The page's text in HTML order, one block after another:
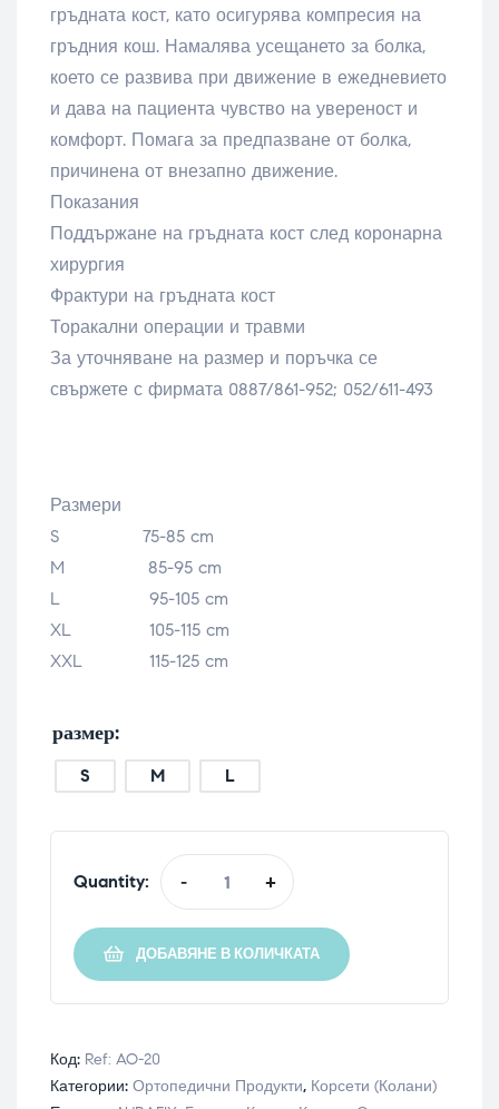
гръдната кост, като осигурява компресия на
гръдния кош. Намалява усещането за болка,
което се развива при движение в ежедневието
и дава на пациента чувство на увереност и
комфорт. Помага за предпазване от болка,
причинена от внезапно движение.
Показания
Поддържане на гръдната кост след коронарна
хирургия
Фрактури на гръдната кост
Торакални операции и травми
За уточняване на размер и поръчка се
свържете с фирмата 0887/861-952; 052/611-493
Размери
S 75-85 cm
M 85-95 cm
L 95-105 cm
XL 105-115 cm
XXL 115-125 cm
размер
S M L
Quantity: - +
ДОБАВЯНЕ В КОЛИЧКАТА
Код: Ref: AO-20
Категории: Ортопедични Продукти, Корсети (Колани)